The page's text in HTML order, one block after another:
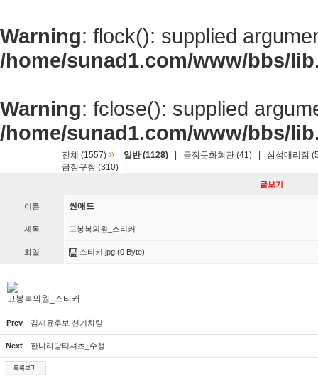
Warning: flock(): supplied
/home/sunad1.com/www/bbs/
Warning: fclose(): supplied
/home/sunad1.com/www/bbs/
전체 (1557) » 일반 (1128) 금정문화회관 (41)
삼성대리점
금정구청 (310)
글보기
이름 썬애드
제목 고봉복의원_스티커
화일 스티커.jpg (0 Byte)
고봉복의원_스티커
Prev 김재윤후보 선거차량
Next 한나라당티셔츠_수정